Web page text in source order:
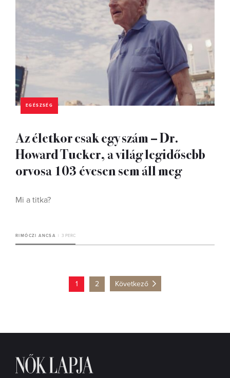
EGÉSZSÉG
Az életkor csak egy szám – Dr.
Howard Tucker, a világ legidősebb
orvosa 103 évesen sem áll meg
Mi a titka?
RIMÓCZI ANCSA 3 PERC
1 2 Következő